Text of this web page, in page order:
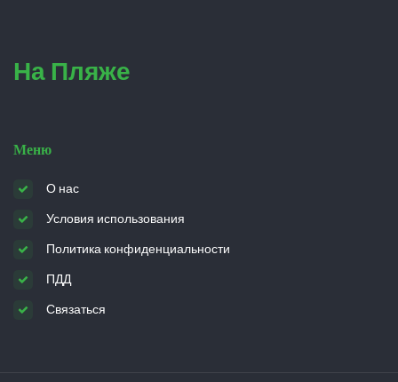
На Пляже
Меню
О нас
Условия использования
Политика конфиденциальности
ПДД
Связаться